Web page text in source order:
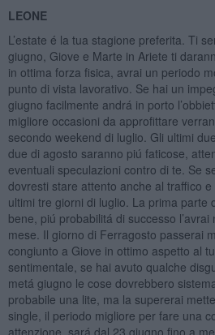
LEONE
L’estate é la tua stagione preferita. Ti
giugno, Giove e Marte in Ariete ti
in ottima forza fisica, avrai un periodo
punto di vista lavorativo. Se hai un
giugno facilmente andrá in porto
migliore occasioni da approfittare
secondo weekend di luglio. Gli ultimi
due di agosto saranno piú faticose,
eventuali speculazioni contro di te. Se
dovresti stare attento anche al traffico
ultimi tre giorni di luglio. La prima parte
bene, piú probabilitá di successo
mese. Il giorno di Ferragosto passerai
congiunto a Giove in ottimo aspetto al
sentimentale, se hai avuto qualche
metá giugno le cose dovrebbero
probabile una lite, ma la supererai
single, il periodo migliore per fare una
attenzione, sará dal 23 giugno fino a